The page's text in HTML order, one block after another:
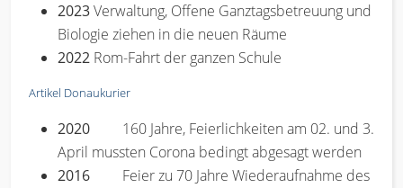
2023Verwaltung, Offene Ganztagsbetreuung und
Biologie ziehen in die neuen Räume
2022 Rom-Fahrt der ganzen Schule
Artikel Donaukurier
2020
160 Jahre, Feierlichkeiten am 02. und 3.
April mussten Corona bedingt abgesagt werden
2016 Feier zu 70 Jahre Wiederaufnahme des